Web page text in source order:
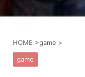
HOME >game >
game